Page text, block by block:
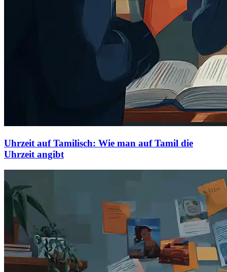
Uhrzeit auf Tamilisch: Wie man auf Tamil die
Uhrzeit angibt